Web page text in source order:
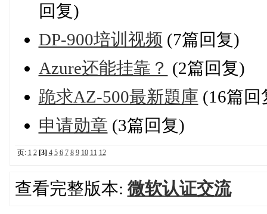
回复)
DP-900培训视频 (7篇回复)
Azure还能挂靠？ (2篇回复)
跪求AZ-500最新題庫 (16篇回
申请勋章 (3篇回复)
页: 1 2 [3] 4 5 6 7 8 9 10 11 12
查看完整版本: 微软认证交流